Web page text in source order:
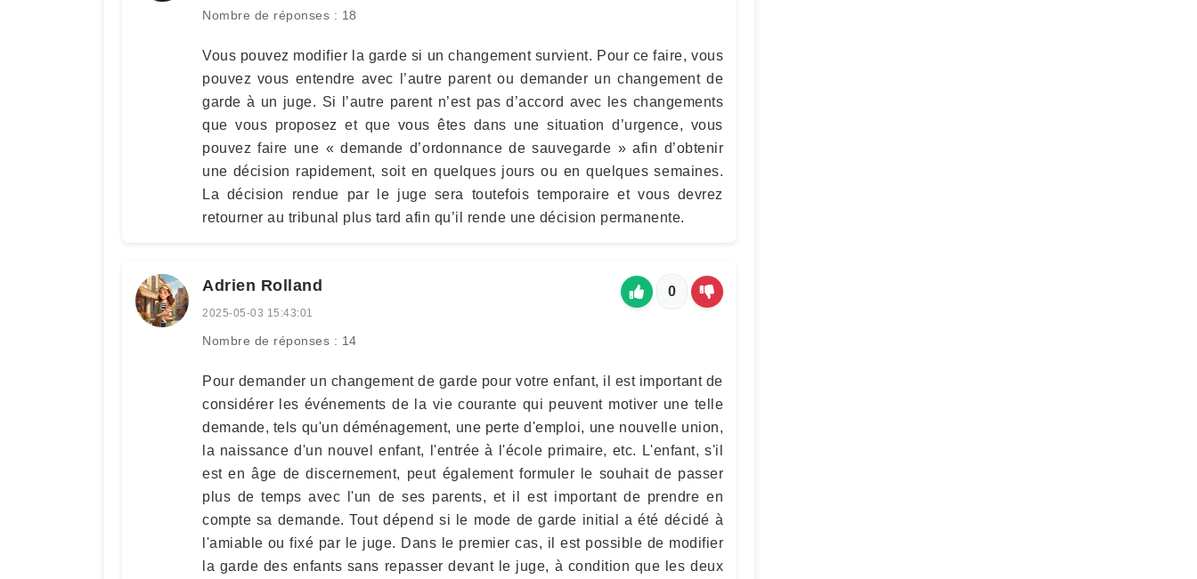
Nombre de réponses : 18
Vous pouvez modifier la garde si un changement survient. Pour ce faire, vous
pouvez vous entendre avec l’autre parent ou demander un changement de
garde à un juge. Si l’autre parent n’est pas d’accord avec les changements
que vous proposez et que vous êtes dans une situation d’urgence, vous
pouvez faire une « demande d’ordonnance de sauvegarde » afin d’obtenir
une décision rapidement, soit en quelques jours ou en quelques semaines.
La décision rendue par le juge sera toutefois temporaire et vous devrez
retourner au tribunal plus tard afin qu’il rende une décision permanente.
Adrien Rolland
2025-05-03 15:43:01
Nombre de réponses : 14
0
Pour demander un changement de garde pour votre enfant, il est important de
considérer les événements de la vie courante qui peuvent motiver une telle
demande, tels qu'un déménagement, une perte d'emploi, une nouvelle union,
la naissance d'un nouvel enfant, l'entrée à l'école primaire, etc. L'enfant, s'il
est en âge de discernement, peut également formuler le souhait de passer
plus de temps avec l'un de ses parents, et il est important de prendre en
compte sa demande. Tout dépend si le mode de garde initial a été décidé à
l'amiable ou fixé par le juge. Dans le premier cas, il est possible de modifier
la garde des enfants sans repasser devant le juge, à condition que les deux